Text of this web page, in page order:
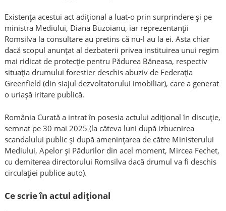
Existența acestui act adițional a luat-o prin surprindere și pe
ministra Mediului, Diana Buzoianu, iar reprezentanții
Romsilva la consultare au pretins că nu-l au la ei. Asta chiar
dacă scopul anunțat al dezbaterii privea instituirea unui regim
mai ridicat de protecție pentru Pădurea Băneasa, respectiv
situația drumului forestier deschis abuziv de Federația
Greenfield (din siajul dezvoltatorului imobiliar), care a generat
o uriașă iritare publică.
România Curată a intrat în posesia actului adițional în discuție,
semnat pe 30 mai 2025 (la câteva luni după izbucnirea
scandalului public și după amenințarea de către Ministerului
Mediului, Apelor și Pădurilor din acel moment, Mircea Fechet,
cu demiterea directorului Romsilva dacă drumul va fi deschis
circulației publice auto).
Ce scrie în actul adițional